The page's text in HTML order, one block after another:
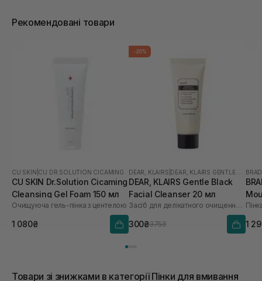
Рекомендовані товари
CU SKIN CU DR.SOLUTION CICAMING
CU SKIN Dr.Solution Cicaming
Cleansing Gel Foam 150 мл
Очищуюча гель-пінка з центелою
1 080₴
-20%
DEAR, KLAIRS
DEAR, KLAIRS Gentle Black
Facial Cleanser 20 мл
Засіб для делікатного очищення обличчя
300₴375₴ 1
Товари зі знижками в категорії Пінки для вмивання